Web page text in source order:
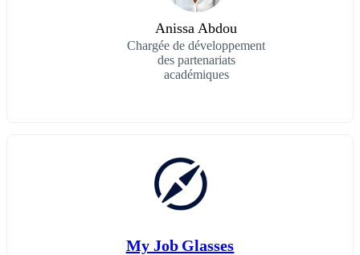
Anissa Abdou
Chargée de développement
des partenariats
académiques
My Job Glasses